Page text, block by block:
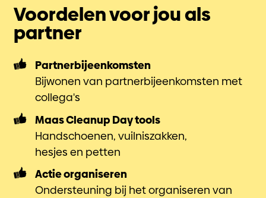
Voordelen voor jou als
partner
Partnerbijeenkomsten
Bijwonen van partnerbijeenkomsten met
collega's
Maas Cleanup Day tools
Handschoenen, vuilniszakken,
hesjes en petten
Actie organiseren
Ondersteuning bij het organiseren van